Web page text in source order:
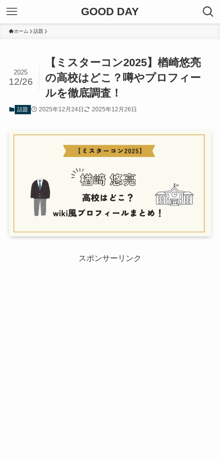
GOOD DAY
ホーム 話題
【ミスターコン2025】楢崎悠亮
の高校はどこ？噂やプロフィー
ルを徹底調査！
2025
12/26
話題 2025年12月24日 2025年12月26日
スポンサーリンク